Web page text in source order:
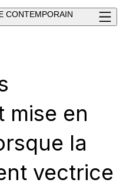
CONTEMPORAIN
mise en
la
vectrice